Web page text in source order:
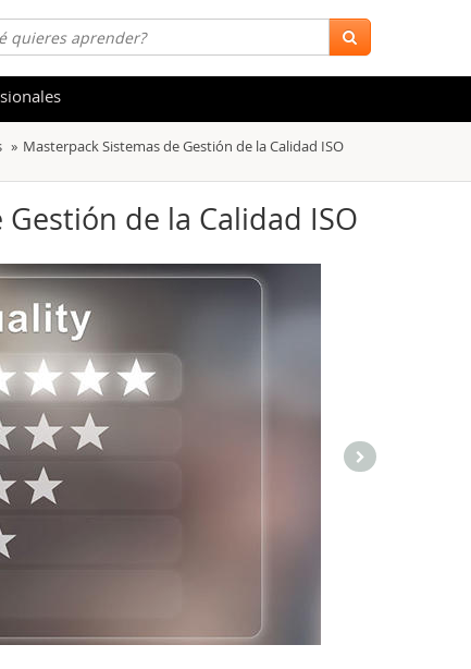
de Empresas
Ocio
Marketing y Comunicación
Finanzas
Masterpack Sistemas de Gestión de la Calidad ISO
de la Calidad ISO